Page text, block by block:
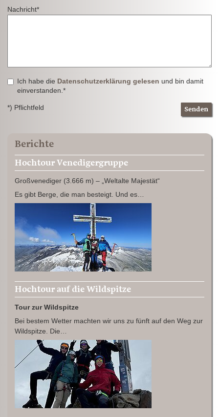
Nachricht*
Ich habe die Datenschutzerklärung gelesen und bin damit
einverstanden.*
*) Pflichtfeld Senden
Berichte
Hochtour Venedigergruppe
Großvenediger (3.666 m) – „Weltalte Majestät“
Es gibt Berge, die man besteigt. Und es…
Hochtour auf die Wildspitze
Tour zur Wildspitze
Bei bestem Wetter machten wir uns zu fünft auf den Weg zur
Wildspitze. Die…